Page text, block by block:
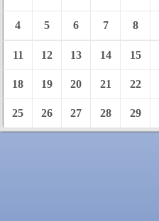
4 5 6 7 8
11 12 13 14 15
18 19 20 21 22
25 26 27 28 29